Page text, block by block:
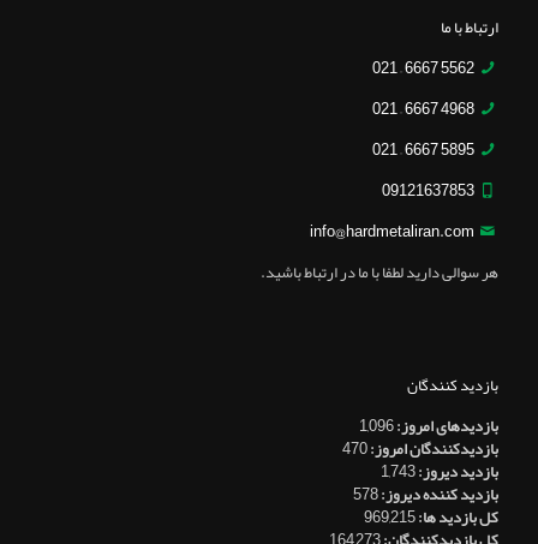
ارتباط با ما
5562 6667 – 021
4968 6667 – 021
5895 6667 – 021
09121637853
info@hardmetaliran.com
هر سوالی دارید لطفا با ما در ارتباط باشید.
بازدید کنندگان
بازدیدهای امروز:1,096
بازدیدکنندگان امروز:470
بازدید دیروز:1,743
بازدید کننده دیروز:578
کل بازدید ها:969,215